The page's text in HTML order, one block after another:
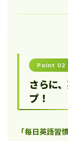
Point 02
さらに
プ！
「毎日英語習